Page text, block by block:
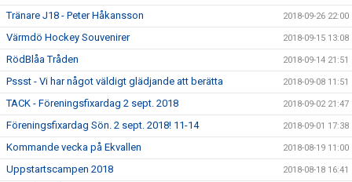
Tränare J18 - Peter Håkansson 2018-09-26 22:00
Värmdö Hockey Souvenirer 2018-09-15 13:08
RödBlåa Tråden 2018-09-14 21:51
Pssst - Vi har något väldigt glädjande att berätta 2018-09-08 11:51
TACK - Föreningsfixardag 2 sept. 2018 2018-09-02 21:47
Föreningsfixardag Sön. 2 sept. 2018! 11-14 2018-09-01 17:38
Kommande vecka på Ekvallen 2018-08-19 11:00
Uppstartscampen 2018 2018-08-18 16:41